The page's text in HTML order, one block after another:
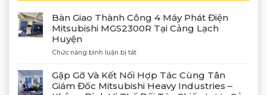
Bàn Giao Thành Công 4 Máy Phát Điện
Mitsubishi MGS2300R Tại Cảng Lạch
Huyện
Chức năng bình luận bị tắtở
Giao
Thành
Công
Gặp Gỡ Và Kết Nối Hợp Tác Cùng Tân
Giám Đốc Mitsubishi Heavy Industries –